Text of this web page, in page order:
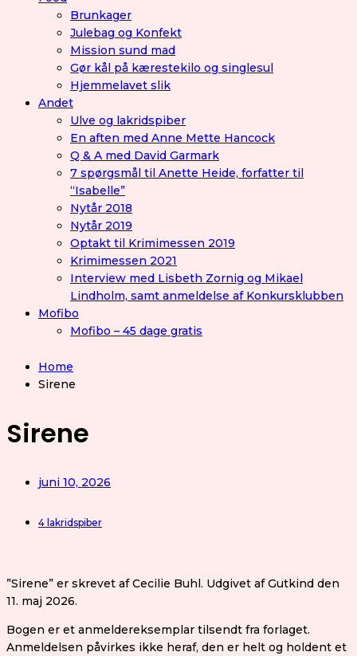
Brunkager
Julebag og Konfekt
Mission sund mad
Gør kål på kærestekilo og singlesul
Hjemmelavet slik
Andet
Ulve og lakridspiber
En aften med Anne Mette Hancock
Q & A med David Garmark
7 spørgsmål til Anette Heide, forfatter til
“Isabelle”
Nytår 2018
Nytår 2019
Optakt til Krimimessen 2019
Krimimessen 2021
Interview med Lisbeth Zornig og Mikael
Lindholm, samt anmeldelse af Konkursklubben
Mofibo
Mofibo – 45 dage gratis
Home
Sirene
Sirene
juni 10, 2026
4 lakridspiber
”Sirene” er skrevet af Cecilie Buhl. Udgivet af Gutkind den
11. maj 2026.
Bogen er et anmeldereksemplar tilsendt fra forlaget.
Anmeldelsen påvirkes ikke heraf, den er helt og holdent et